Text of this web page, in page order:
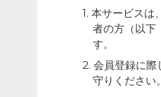
1. 本サービスは
者の方（以下
す。
2. 会員登録に際
守りください。